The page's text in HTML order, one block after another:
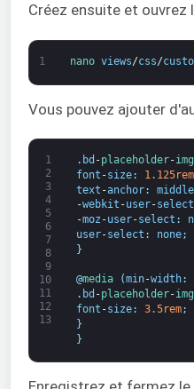
Créez ensuite et ouvrez
1 nano views/css/
Vous pouvez ajouter
1
2
3
4
5
6
7
8
9
10
11
12
13
. bd -placeholder-img
font -size: 1.125rem
text -anchor: middle
-webkit -user-select
-moz -user-select :
user-select : none;
}
@media (min-width:
. bd -placeholder-img
font -size: 3.5rem;
}
}